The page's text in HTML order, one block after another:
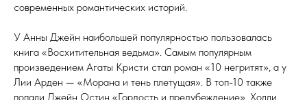
современных романтических историй.
У Анны Джейн наибольшей популярностью пользовалась
книга «Восхитительная ведьма». Самым популярным
произведением Агаты Кристи стал роман «10 негритят», а у
Лии Арден — «Морана и тень плетущая». В топ-10 также
попали Джейн Остин «Гордость и предубеждение», Холли